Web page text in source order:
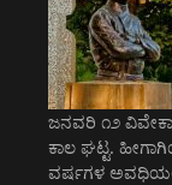
ಜನವರಿ ೧೨
ಕಾಲ ಘಟ್ಟ.
ವರ್ಷಗಳ